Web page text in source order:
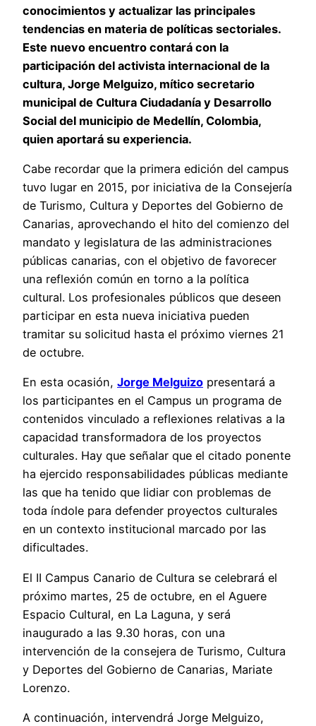
conocimientos y actualizar las principales
tendencias en materia de políticas sectoriales.
Este nuevo encuentro contará con la
participación del activista internacional de la
cultura, Jorge Melguizo, mítico secretario
municipal de Cultura Ciudadanía y Desarrollo
Social del municipio de Medellín, Colombia,
quien aportará su experiencia.
Cabe recordar que la primera edición del campus
tuvo lugar en 2015, por iniciativa de la Consejería
de Turismo, Cultura y Deportes del Gobierno de
Canarias, aprovechando el hito del comienzo del
mandato y legislatura de las administraciones
públicas canarias, con el objetivo de favorecer
una reflexión común en torno a la política
cultural. Los profesionales públicos que deseen
participar en esta nueva iniciativa pueden
tramitar su solicitud hasta el próximo viernes 21
de octubre.
En esta ocasión, Jorge Melguizo presentará a
los participantes en el Campus un programa de
contenidos vinculado a reflexiones relativas a la
capacidad transformadora de los proyectos
culturales. Hay que señalar que el citado ponente
ha ejercido responsabilidades públicas mediante
las que ha tenido que lidiar con problemas de
toda índole para defender proyectos culturales
en un contexto institucional marcado por las
dificultades.
El II Campus Canario de Cultura se celebrará el
próximo martes, 25 de octubre, en el Aguere
Espacio Cultural, en La Laguna, y será
inaugurado a las 9.30 horas, con una
intervención de la consejera de Turismo, Cultura
y Deportes del Gobierno de Canarias, Mariate
Lorenzo.
A continuación, intervendrá Jorge Melguizo,